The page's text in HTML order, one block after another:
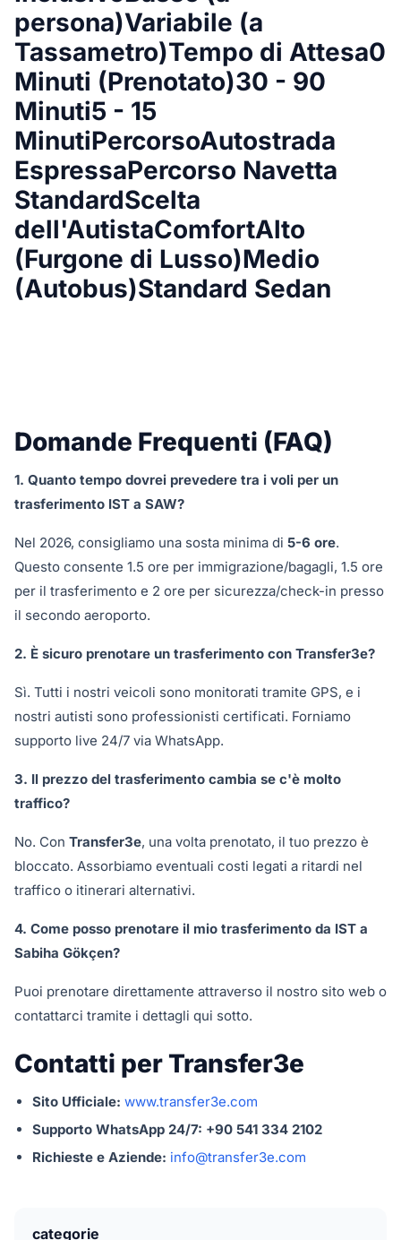
persona)Variabile (a
Tassametro)Tempo di Attesa0
Minuti (Prenotato)30 - 90
Minuti5 - 15
MinutiPercorsoAutostrada
EspressaPercorso Navetta
StandardScelta
dell'AutistaComfortAlto
(Furgone di Lusso)Medio
(Autobus)Standard Sedan
Domande Frequenti (FAQ)
1. Quanto tempo dovrei prevedere tra i voli per un
trasferimento IST a SAW?
Nel 2026, consigliamo una sosta minima di 5-6 ore.
Questo consente 1.5 ore per immigrazione/bagagli, 1.5 ore
per il trasferimento e 2 ore per sicurezza/check-in presso
il secondo aeroporto.
2. È sicuro prenotare un trasferimento con Transfer3e?
Sì. Tutti i nostri veicoli sono monitorati tramite GPS, e i
nostri autisti sono professionisti certificati. Forniamo
supporto live 24/7 via WhatsApp.
3. Il prezzo del trasferimento cambia se c'è molto
traffico?
No. Con Transfer3e, una volta prenotato, il tuo prezzo è
bloccato. Assorbiamo eventuali costi legati a ritardi nel
traffico o itinerari alternativi.
4. Come posso prenotare il mio trasferimento da IST a
Sabiha Gökçen?
Puoi prenotare direttamente attraverso il nostro sito web o
contattarci tramite i dettagli qui sotto.
Contatti per Transfer3e
Sito Ufficiale: www.transfer3e.com
Supporto WhatsApp 24/7: +90 541 334 2102
Richieste e Aziende: info@transfer3e.com
categorie